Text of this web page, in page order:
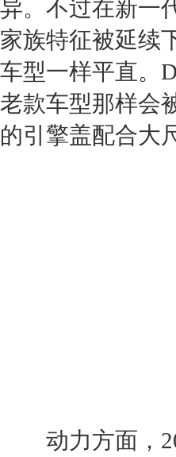
异。不过在新一
家族特征被延续
车型一样平直。
老款车型那样会
的引擎盖配合大
动力方面，